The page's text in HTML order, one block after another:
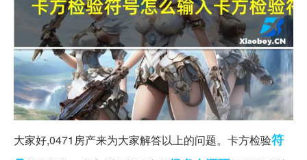
大家好,0471房产来为大家解答以上的问题。卡方检验符